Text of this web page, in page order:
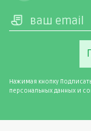
Нажимая кнопку
персональных данных и